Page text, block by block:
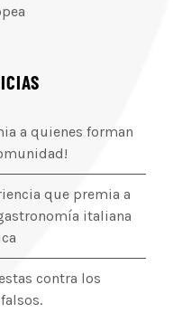
a quienes forman
que premia a
italiana
contra los